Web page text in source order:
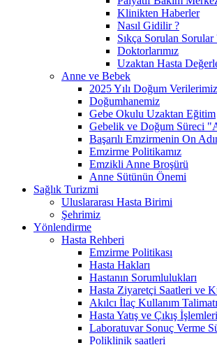
Klinikten Haberler
Nasıl Gidilir ?
Sıkça Sorulan Sorular
Doktorlarımız
Uzaktan Hasta
Anne ve Bebek
2025 Yılı Doğum Verilerimiz
Doğumhanemiz
Gebe Okulu Uzaktan Eğitim
Gebelik ve Doğum Süreci
Başarılı Emzirmenin On
Emzirme Politikamız
Emzikli Anne Broşürü
Anne Sütünün Önemi
Sağlık Turizmi
Uluslararası Hasta Birimi
Şehrimiz
Yönlendirme
Hasta Rehberi
Emzirme Politikası
Hasta Hakları
Hastanın Sorumlulukları
Hasta Ziyaretçi Saatleri ve
Akılcı İlaç Kullanım Talimatı
Hasta Yatış ve Çıkış İşlemleri
Laboratuvar Sonuç Verme
Poliklinik saatleri